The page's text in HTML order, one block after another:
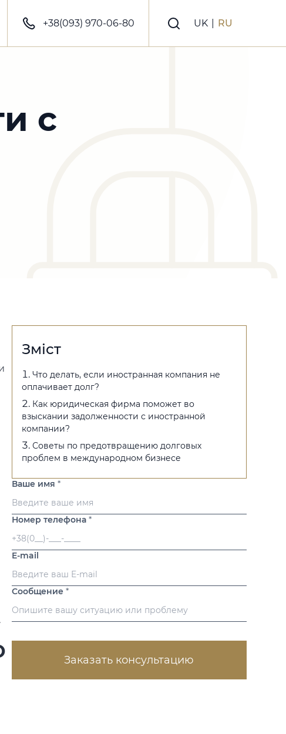
+38(093) 970-06-80 UK RU
с
Зміст
Что делать, если иностранная компания не
оплачивает долг?
Как юридическая фирма поможет во
взыскании задолженности с иностранной
компании?
Советы по предотвращению долговых
проблем в международном бизнесе
Ваше имя *
Номер телефона *
E-mail
Сообщение *
Заказать консультацию